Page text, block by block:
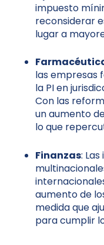
impuesto
reconsiderar
lugar a
las empresas
la PI en
Con las
un aumento
lo que
Finanzas:
aumento de
medida que
para cumplir